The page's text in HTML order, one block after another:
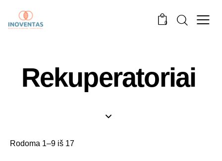
0
Rekuperatoriai
Rodoma 1–9 iš 17